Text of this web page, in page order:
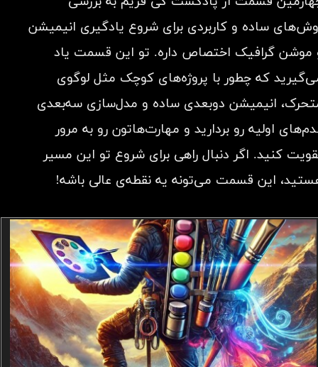
ساده و کاربردی برای شروع یادگیری انیمیشن
موشن گرافیک اختصاص داره. تو این قسمت یاد
که چطور با پروژه‌های کوچک مثل لوگوی
انیمیشن دوبعدی ساده و مدل‌سازی سه‌بعدی
اولیه رو بردارید و مهارت‌هاتون رو به مرور
کنید. اگر دنبال راهی برای شروع تو این مسیر
این قسمت می‌تونه یه نقطه‌ی عالی باشه!​​​​​​​